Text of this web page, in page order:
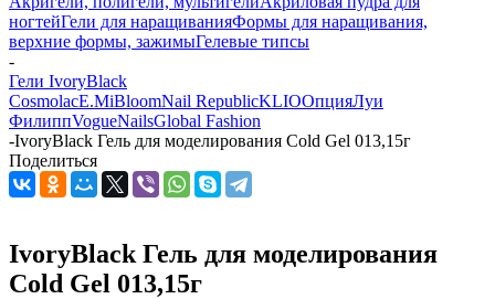
ногтейГели для наращиванияФормы для наращивания,
верхние формы, зажимыГелевые типсы
-
Гели IvoryBlack
CosmolacE.MiBloomNail RepublicKLIOОпцияЛуи
ФилиппVogueNailsGlobal Fashion
-IvoryBlack Гель для моделирования Cold Gel 013,15г
Поделиться
IvoryBlack Гель для моделирования
Cold Gel 013,15г